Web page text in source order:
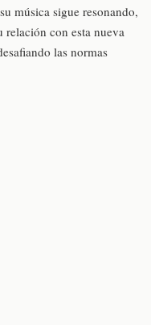
música sigue resonando,
relación con esta nueva
las normas